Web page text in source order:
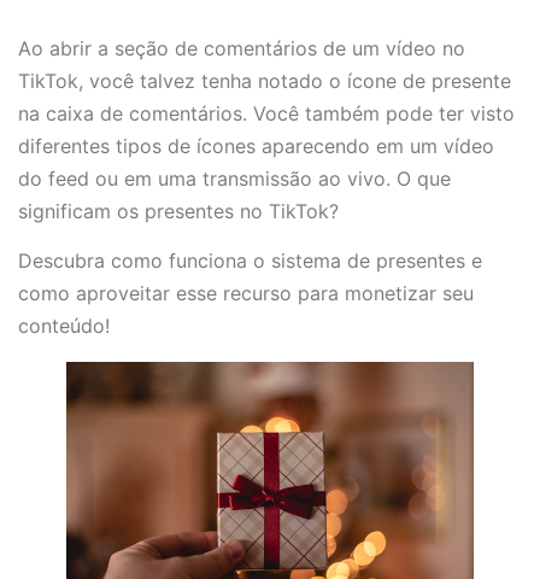
Ao abrir a seção de comentários de um vídeo no
TikTok, você talvez tenha notado o ícone de presente
na caixa de comentários. Você também pode ter visto
diferentes tipos de ícones aparecendo em um vídeo
do feed ou em uma transmissão ao vivo. O que
significam os presentes no TikTok?
Descubra como funciona o sistema de presentes e
como aproveitar esse recurso para monetizar seu
conteúdo!